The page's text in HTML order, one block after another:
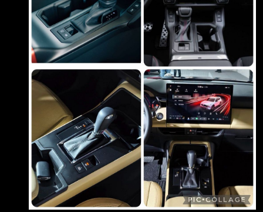
似乎也感受到威脅了... -- Sent from PTTopia --